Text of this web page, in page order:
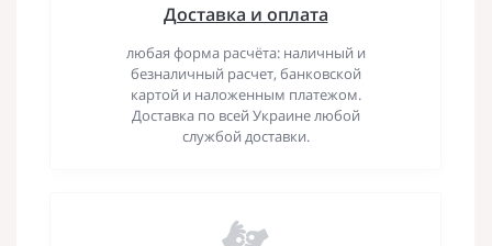
Доставка и оплата
любая форма расчёта: наличный и
безналичный расчет, банковской
картой и наложенным платежом.
Доставка по всей Украине любой
службой доставки.